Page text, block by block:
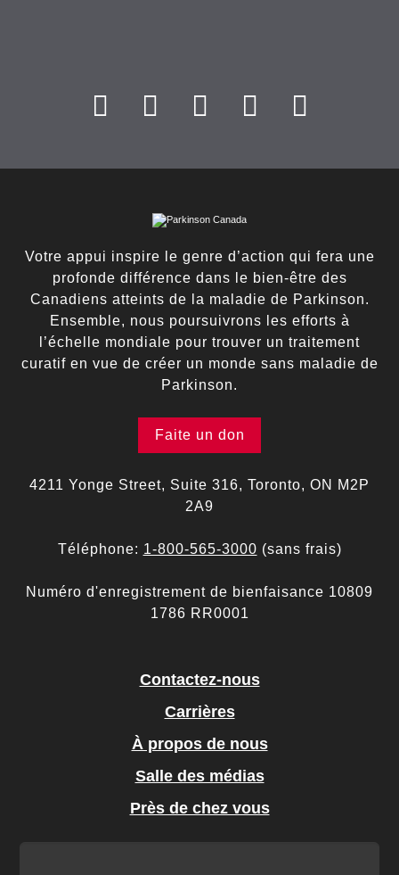
Votre appui inspire le genre d’action qui fera une
profonde différence dans le bien-être des
Canadiens atteints de la maladie de Parkinson.
Ensemble, nous poursuivrons les efforts à
l’échelle mondiale pour trouver un traitement
curatif en vue de créer un monde sans maladie de
Parkinson.
Faite un don
4211 Yonge Street, Suite 316, Toronto, ON M2P
2A9
Téléphone: 1-800-565-3000 (sans frais)
Numéro d'enregistrement de bienfaisance 10809
1786 RR0001
Contactez-nous
Carrières
À propos de nous
Salle des médias
Près de chez vous